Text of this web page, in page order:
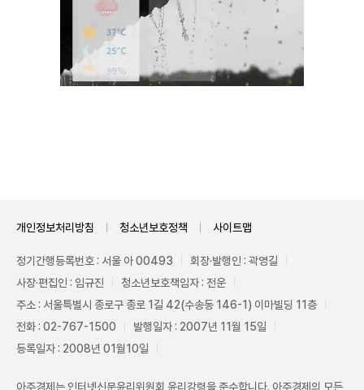
개인정보처리방침 청소년보호정책 사이트맵
정기간행등록번호 : 서울 아 00493
회장·발행인 : 곽영길
사장·편집인 : 임규진
청소년보호책임자 : 전운
주소 : 서울특별시 종로구 종로 1길 42(수송동 146-1) 이마빌딩 11층
전화 : 02-767-1500
발행일자 : 2007년 11월 15일
등록일자 : 2008년 01월10일
아주경제는 인터넷신문윤리위원회 윤리강령을 준수합니다. 아주경제의 모든